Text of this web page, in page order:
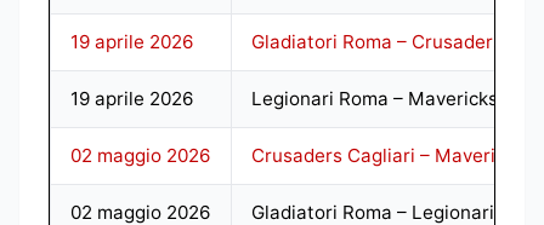
19 aprile 2026 Gladiatori Roma – Crusaders
19 aprile 2026 Legionari Roma – Mavericks
02 maggio 2026 Crusaders Cagliari – Mavericks
02 maggio 2026 Gladiatori Roma – Legionari